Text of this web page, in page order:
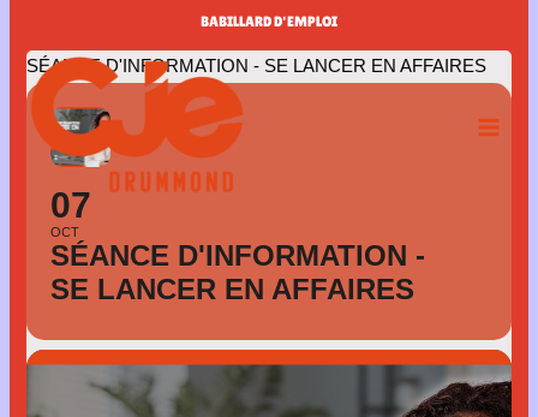
contenu
BABILLARD D'EMPLOI
SÉANCE D'INFORMATION - SE LANCER EN AFFAIRES
07
OCT
SÉANCE D'INFORMATION -
SE LANCER EN AFFAIRES